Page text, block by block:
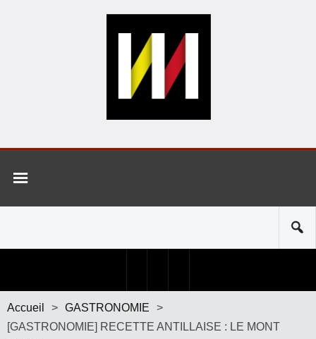
Accueil > GASTRONOMIE
>
‎[GASTRONOMIE] RECETTE ANTILLAISE : LE MONT